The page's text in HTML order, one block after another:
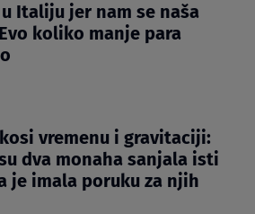
Italiju jer nam se naša
koliko manje para
vremenu i gravitaciji:
dva monaha sanjala isti
je imala poruku za njih